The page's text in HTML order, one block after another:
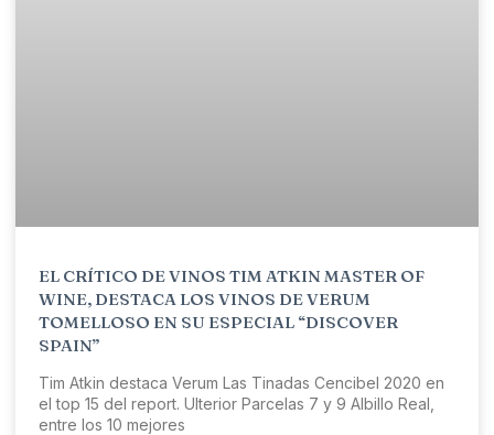
EL CRÍTICO DE VINOS TIM ATKIN MASTER OF
WINE, DESTACA LOS VINOS DE VERUM
TOMELLOSO EN SU ESPECIAL “DISCOVER
SPAIN”
Tim Atkin destaca Verum Las Tinadas Cencibel 2020 en
el top 15 del report. Ulterior Parcelas 7 y 9 Albillo Real,
entre los 10 mejores